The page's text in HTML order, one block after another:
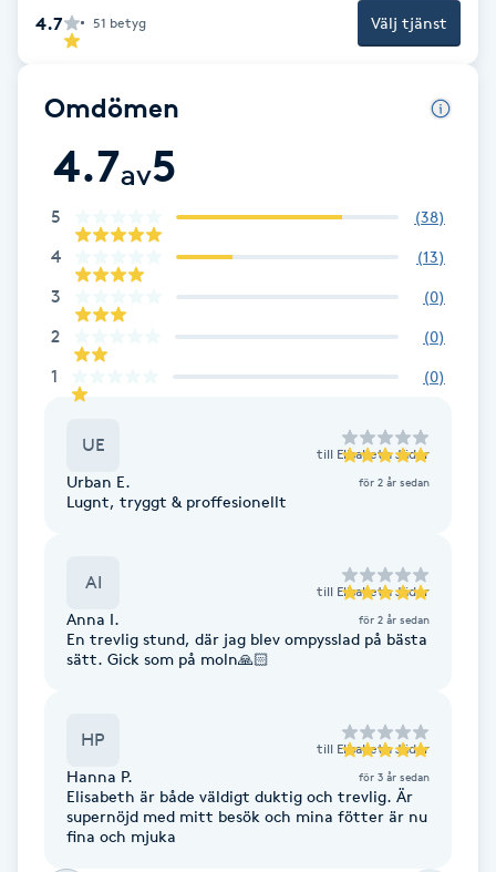
Dermapen
Diamantslipning
Enzympeeling
Extensions
Extensions borttagning
Eyeliner-tatuering
Fet hårbotten
Fettreducering
Fotmassage
4.7 51 betyg Välj tjänst
Omdömen
4.7av5
5 (38)
4 (13)
3 (0)
2 (0)
1 (0)
UE till Elisabeth Jäder
Urban E. för 2 år sedan
Lugnt, tryggt & proffesionellt
AI till Elisabeth Jäder
Anna I. för 2 år sedan
En trevlig stund, där jag blev ompysslad på bästa
sätt. Gick som på moln🙏🏻
HP till Elisabeth Jäder
Hanna P. för 3 år sedan
Elisabeth är både väldigt duktig och trevlig. Är
supernöjd med mitt besök och mina fötter är nu
fina och mjuka